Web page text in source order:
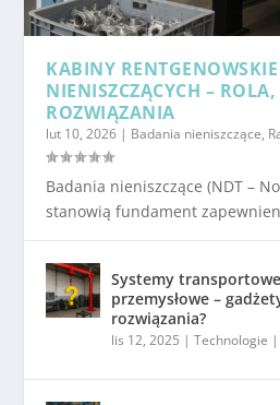
KABINY
NIENISZCZĄCYCH –
ROZWIĄZANIA
lut 10, 2026 | Badania nieniszczące,
Badania nieniszczące (NDT –
stanowią fundament
Systemy
przemysłowe –
rozwiązania?
lis 12, 2025 |Technologie